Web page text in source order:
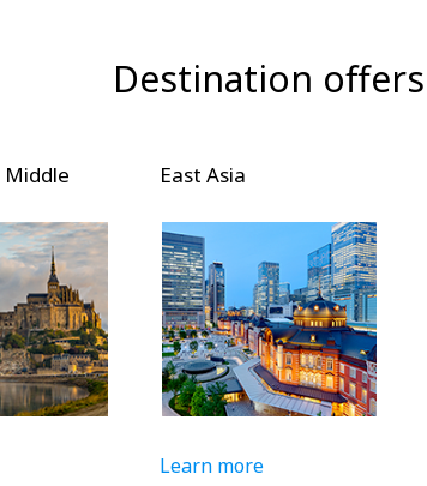
Destination offers
Middle
East Asia
Learn more